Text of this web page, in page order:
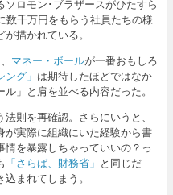
ロモン･ブラザースがひたすら
数千万円をもらう社員たちの様
描かれている。
マネー・ボールが一番おもしろ
ング」 は期待したほどではなか
」と肩を並べる内容だった。
則を再確認。さらにいうと、
が実際に組織にいた経験から書
を暴露しちゃっていいの？っ
「さらば、財務省」 と同じだ
まれてしまう。